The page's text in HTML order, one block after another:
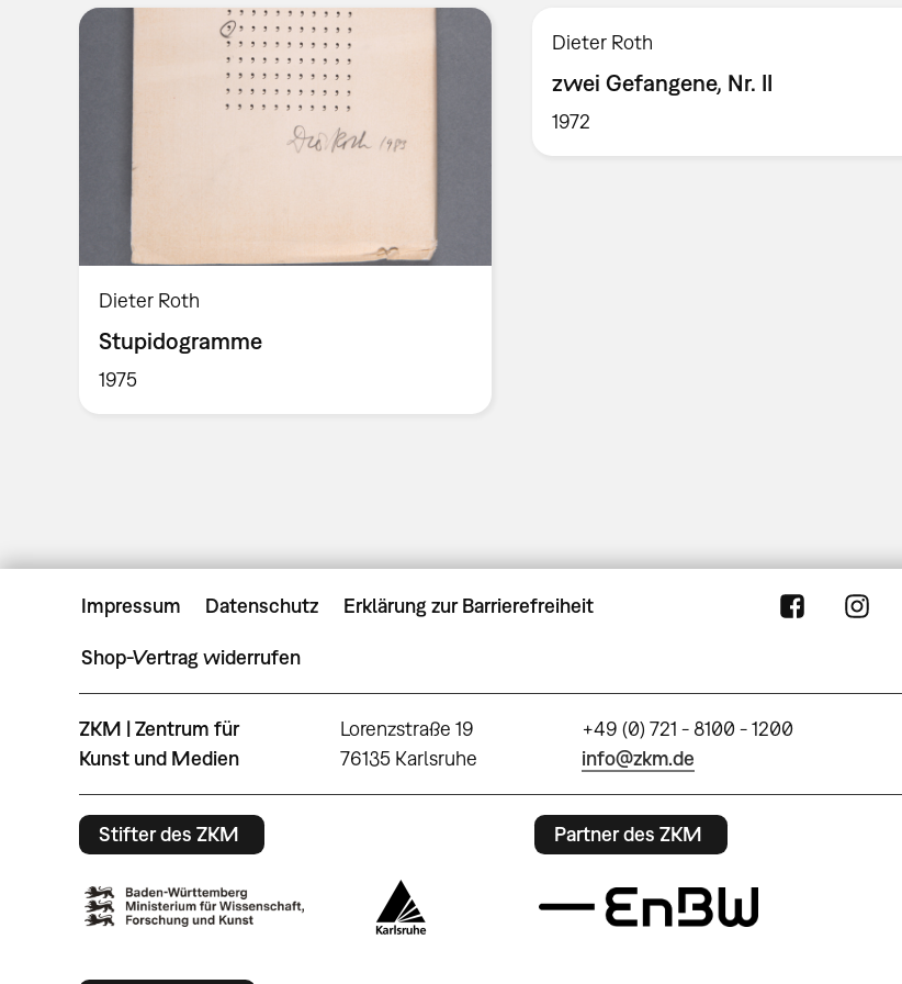
Dieter Roth
Stupidogramme
1975
Dieter Roth
zwei Gefangene, Nr. II
1972
Impressum Datenschutz Erklärung zur Barrierefreiheit
Shop-Vertrag widerrufen
ZKM | Zentrum für
Kunst und Medien
Lorenzstraße 19
76135 Karlsruhe
+49 (0) 721 - 8100 - 1200
info@zkm.de
Stifter des ZKM Partner des ZKM